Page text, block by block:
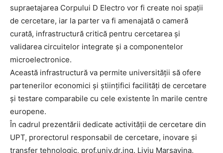
supraetajarea Corpului D Electro vor fi create noi spații
de cercetare, iar la parter va fi amenajată o cameră
curată, infrastructură critică pentru cercetarea și
validarea circuitelor integrate și a componentelor
microelectronice.
Această infrastructură va permite universității să ofere
partenerilor economici și științifici facilități de cercetare
și testare comparabile cu cele existente în marile centre
europene.
În cadrul prezentării dedicate activității de cercetare din
UPT, prorectorul responsabil de cercetare, inovare și
transfer tehnologic, prof.univ.dr.ing. Liviu Marșavina,